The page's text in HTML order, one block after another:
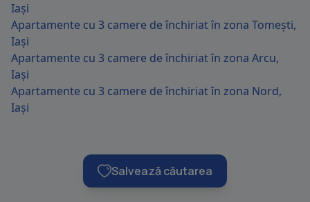
Iași
Apartamente cu 3 camere de închiriat în zona Tomești,
Iași
Apartamente cu 3 camere de închiriat în zona Arcu,
Iași
Apartamente cu 3 camere de închiriat în zona Nord,
Iași
Salvează căutarea